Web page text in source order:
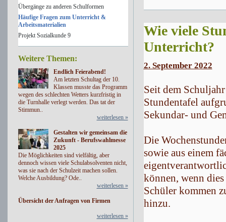
Übergänge zu anderen Schulformen
Häufige Fragen zum Unterricht &
Arbeitsmaterialien
Projekt Sozialkunde 9
Weitere Themen:
Endlich Feierabend!
Am letzten Schultag der 10.
Klassen musste das Programm
wegen des schlechten Wetters kurzfristig in
die Turnhalle verlegt werden. Das tat der
Stimmun..
weiterlesen »
Gestalten wir gemeinsam die
Zukunft - Berufswahlmesse
2025
Die Möglichkeiten sind vielfältig, aber
dennoch wissen viele Schulabsolventen nicht,
was sie nach der Schulzeit machen sollen.
Welche Ausbildung? Ode..
weiterlesen »
Übersicht der Anfragen von Firmen
weiterlesen »
Wie viele
Unterricht?
2. September 2022
Seit dem
Stundentafel
Sekundar- und
Die
sowie aus einem
können, wenn
Schüler kommen
hinzu.